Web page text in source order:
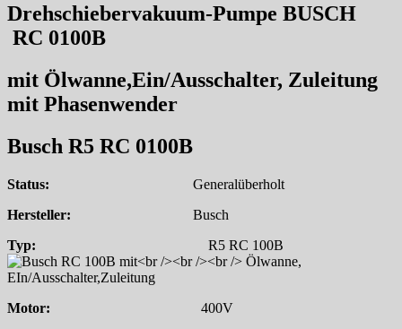
Drehschiebervakuum-Pumpe BUSCH
RC 0100B
mit Ölwanne,Ein/Ausschalter, Zuleitung
mit Phasenwender
Busch R5 RC 0100B
Status: Generalüberholt
Hersteller: Busch
Typ: R5 RC 100B
Motor: 400V